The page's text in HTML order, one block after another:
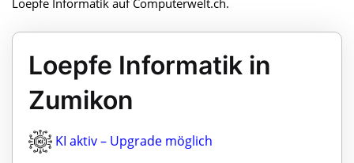
Loepfe Informatik in
Zumikon
KI aktiv – Upgrade möglich